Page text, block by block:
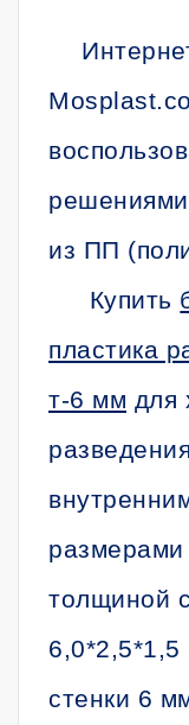
из ПП
Купить
пластика
т-6 мм для
толщиной
стенки